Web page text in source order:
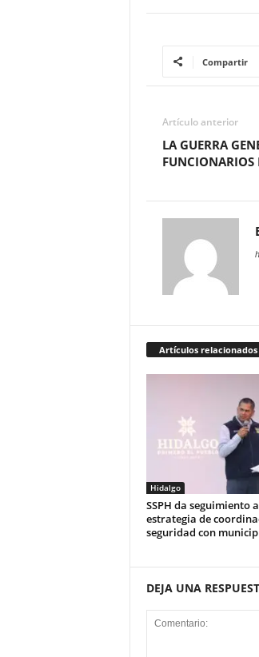
Compartir
Artículo anterior
LA GUERRA
FUNCIONARIOS
Artículos relacionados
Hidalgo
SSPH da seguimiento a
estrategia de
seguridad con
DEJA UNA